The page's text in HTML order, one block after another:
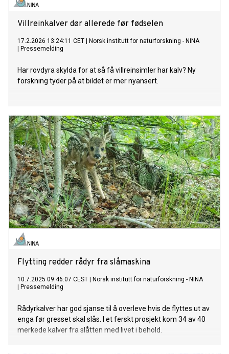
Villreinkalver dør allerede før fødselen
17.2.2026 13:24:11 CET
Norsk institutt for naturforskning - NINA
Pressemelding
Har rovdyra skylda for at så få villreinsimler har kalv? Ny
forskning tyder på at bildet er mer nyansert.
Flytting redder rådyr fra slåmaskina
10.7.2025 09:46:07 CEST
Norsk institutt for naturforskning - NINA
Pressemelding
Rådyrkalver har god sjanse til å overleve hvis de flyttes ut av
enga før gresset skal slås. I et ferskt prosjekt kom 34 av 40
merkede kalver fra slåtten med livet i behold.